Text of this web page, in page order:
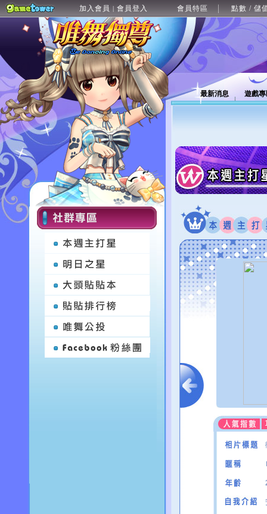
加入會員 | 會員登入 會員特區 點數 / 儲
最新消息 遊戲